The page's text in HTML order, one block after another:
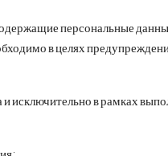
персональные
в целях
в рамках